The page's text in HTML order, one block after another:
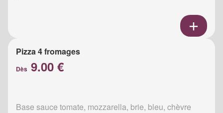
Pizza 4 fromages
Dès 9.00 €
Base sauce tomate, mozzarella, brie, bleu, chèvre